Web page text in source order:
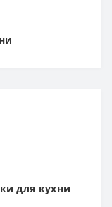
для кухни